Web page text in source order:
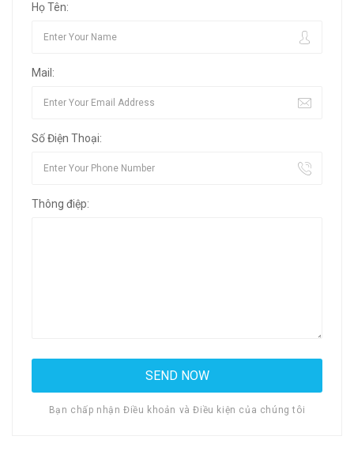
Họ Tên:
Mail:
Số Điện Thoại:
Thông điệp:
Bạn chấp nhận Điều khoản và Điều kiện của chúng tôi